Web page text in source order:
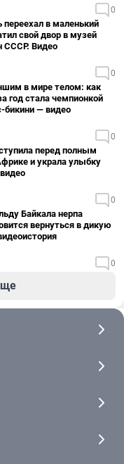
0
в маленький
свой двор в музей
СССР. Видео
0
в мире телом: как
год стала чемпионкой
бикини — видео
0
перед полным
и украла улыбку
0
Байкала нерпа
вернуться в дикую
0